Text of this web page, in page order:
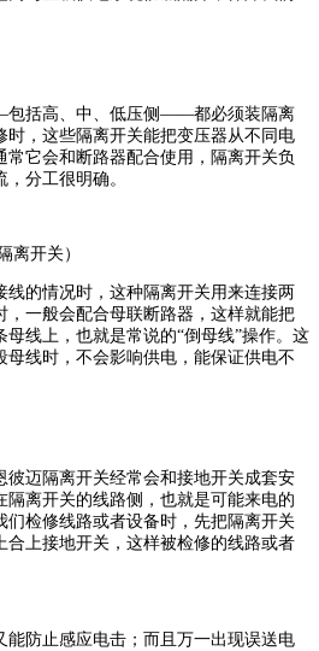
括高、中、低压侧——都必须装隔离
时，这些隔离开关能把变压器从不同电
常它会和断路器配合使用，隔离开关负
分工很明确。
离开关）
的情况时，这种隔离开关用来连接两
，一般会配合母联断路器，这样就能把
线上，也就是常说的“倒母线”操作。这
母线时，不会影响供电，能保证供电不
彼迈隔离开关经常会和接地开关成套安
隔离开关的线路侧，也就是可能来电的
们检修线路或者设备时，先把隔离开关
合上接地开关，这样被检修的线路或者
能防止感应电击；而且万一出现误送电